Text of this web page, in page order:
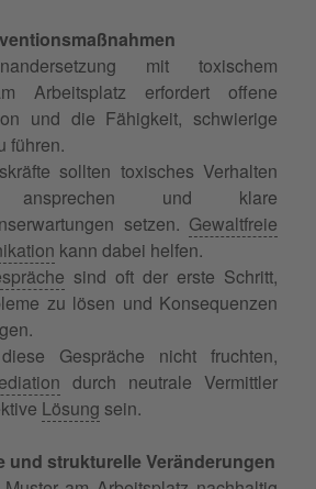
mit toxischem
Arbeitsplatz erfordert offene
und die Fähigkeit, schwierige
führen.
sollten toxisches Verhalten
ansprechen und klare
setzen. Gewaltfreie
kann dabei helfen.
sind oft der erste Schritt,
zu lösen und Konsequenzen
Gespräche nicht fruchten,
durch neutrale Vermittler
Lösung sein.
und strukturelle Veränderungen